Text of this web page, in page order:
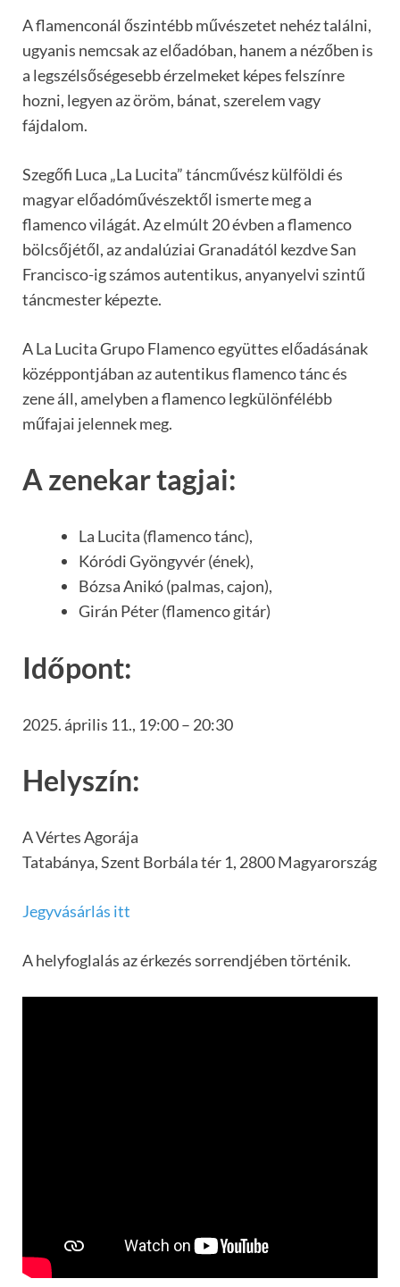
A flamenconál őszintébb művészetet nehéz találni,
ugyanis nemcsak az előadóban, hanem a nézőben is
a legszélsőségesebb érzelmeket képes felszínre
hozni, legyen az öröm, bánat, szerelem vagy
fájdalom.
Szegőfi Luca „La Lucita” táncművész külföldi és
magyar előadóművészektől ismerte meg a
flamenco világát. Az elmúlt 20 évben a flamenco
bölcsőjétől, az andalúziai Granadától kezdve San
Francisco-ig számos autentikus, anyanyelvi szintű
táncmester képezte.
A La Lucita Grupo Flamenco együttes előadásának
középpontjában az autentikus flamenco tánc és
zene áll, amelyben a flamenco legkülönfélébb
műfajai jelennek meg.
A zenekar tagjai:
La Lucita (flamenco tánc),
Kóródi Gyöngyvér (ének),
Bózsa Anikó (palmas, cajon),
Girán Péter (flamenco gitár)
Időpont:
2025. április 11., 19:00 – 20:30
Helyszín:
A Vértes Agorája
Tatabánya, Szent Borbála tér 1, 2800 Magyarország
Jegyvásárlás itt
A helyfoglalás az érkezés sorrendjében történik.